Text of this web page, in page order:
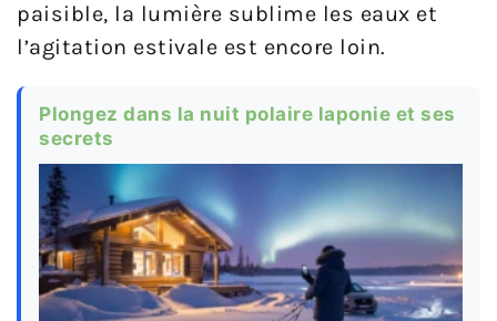
paisible, la lumière sublime les eaux et
l’agitation estivale est encore loin.
Plongez dans la nuit polaire laponie et ses
secrets